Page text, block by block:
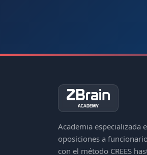
Academia especializada
oposiciones a
con el método CREES